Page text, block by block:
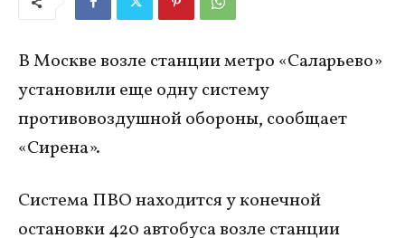
В Москве возле станции метро «Саларьево»
установили еще одну систему
противовоздушной обороны, сообщает
«Сирена».
Система ПВО находится у конечной
остановки 420 автобуса возле станции